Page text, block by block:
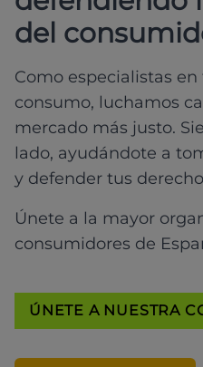
del
Como especialistas
consumo, luchamos
mercado más justo.
lado, ayudándote a
y defender tus
Únete a la mayor
consumidores de
ÚNETE A NUESTRA